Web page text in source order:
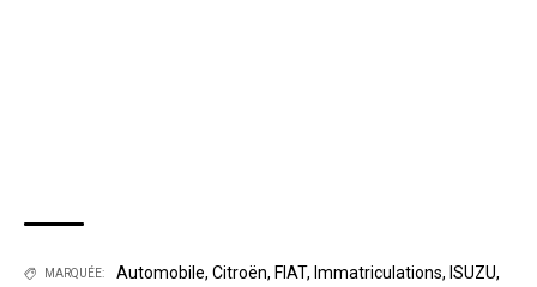
MARQUÉE: Automobile, Citroën, FIAT, Immatriculations, ISUZU,